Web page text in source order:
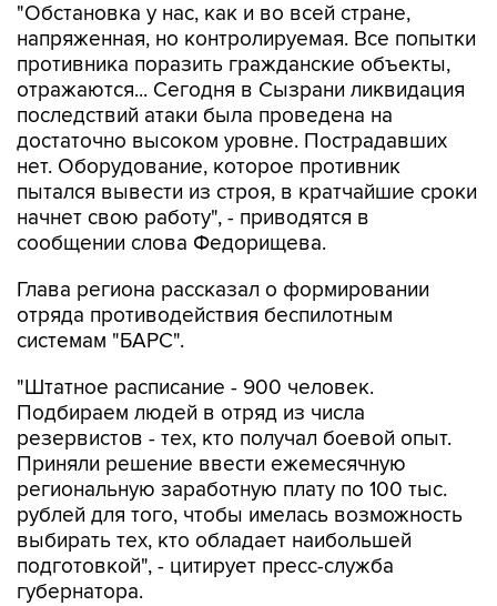
"Обстановка у нас, как и во всей стране,
напряженная, но контролируемая. Все попытки
противника поразить гражданские объекты,
отражаются... Сегодня в Сызрани ликвидация
последствий атаки была проведена на
достаточно высоком уровне. Пострадавших
нет. Оборудование, которое противник
пытался вывести из строя, в кратчайшие сроки
начнет свою работу", - приводятся в
сообщении слова Федорищева.
Глава региона рассказал о формировании
отряда противодействия беспилотным
системам "БАРС".
"Штатное расписание - 900 человек.
Подбираем людей в отряд из числа
резервистов - тех, кто получал боевой опыт.
Приняли решение ввести ежемесячную
региональную заработную плату по 100 тыс.
рублей для того, чтобы имелась возможность
выбирать тех, кто обладает наибольшей
подготовкой", - цитирует пресс-служба
губернатора.